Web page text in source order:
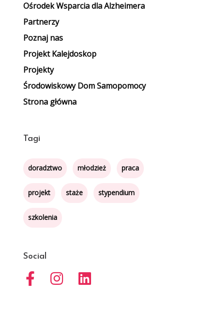
Ośrodek Wsparcia dla Alzheimera
Partnerzy
Poznaj nas
Projekt Kalejdoskop
Projekty
Środowiskowy Dom Samopomocy
Strona główna
Tagi
doradztwo młodzież praca
projekt staże stypendium
szkolenia
Social